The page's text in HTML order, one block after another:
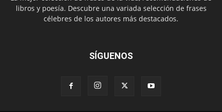
libros y poesía. Descubre una variada selección de frases
célebres de los autores más destacados.
SÍGUENOS